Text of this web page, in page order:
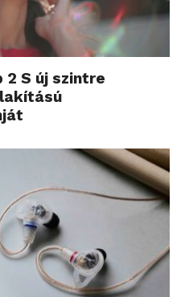
2 S új szintre